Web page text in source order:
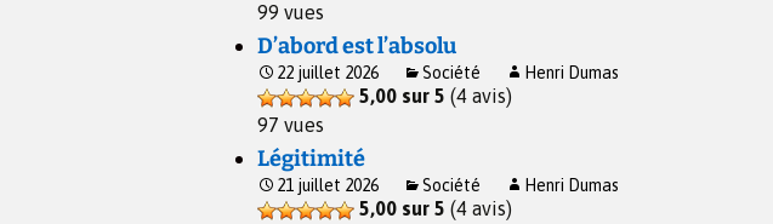
99 vues
D’abord est l’absolu
22 juillet 2026 Société Henri Dumas
5,00 sur 5 (4 avis)
97 vues
Légitimité
21 juillet 2026 Société Henri Dumas
5,00 sur 5 (4 avis)